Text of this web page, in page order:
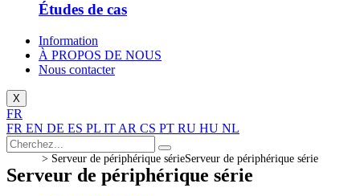
Études de cas
Information
À PROPOS DE NOUS
Nous contacter
X
FR
FR EN DE ES PL IT AR CS PT RU HU NL
> Serveur de périphérique sérieServeur de périphérique série
Serveur de périphérique série